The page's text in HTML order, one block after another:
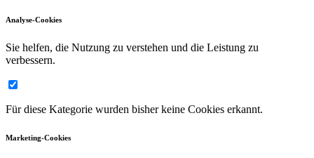
Analyse-Cookies
Sie helfen, die Nutzung zu verstehen und die Leistung zu
verbessern.
Für diese Kategorie wurden bisher keine Cookies erkannt.
Marketing-Cookies